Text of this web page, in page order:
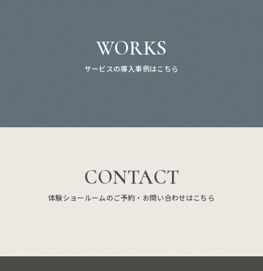
WORKS
サービスの導入事例はこちら
CONTACT
体験ショールームのご予約・お問い合わせはこちら